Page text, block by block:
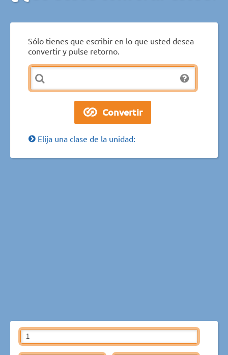
Sólo tienes que escribir en lo que usted desea
convertir y pulse retorno.
Elija una clase de la unidad: